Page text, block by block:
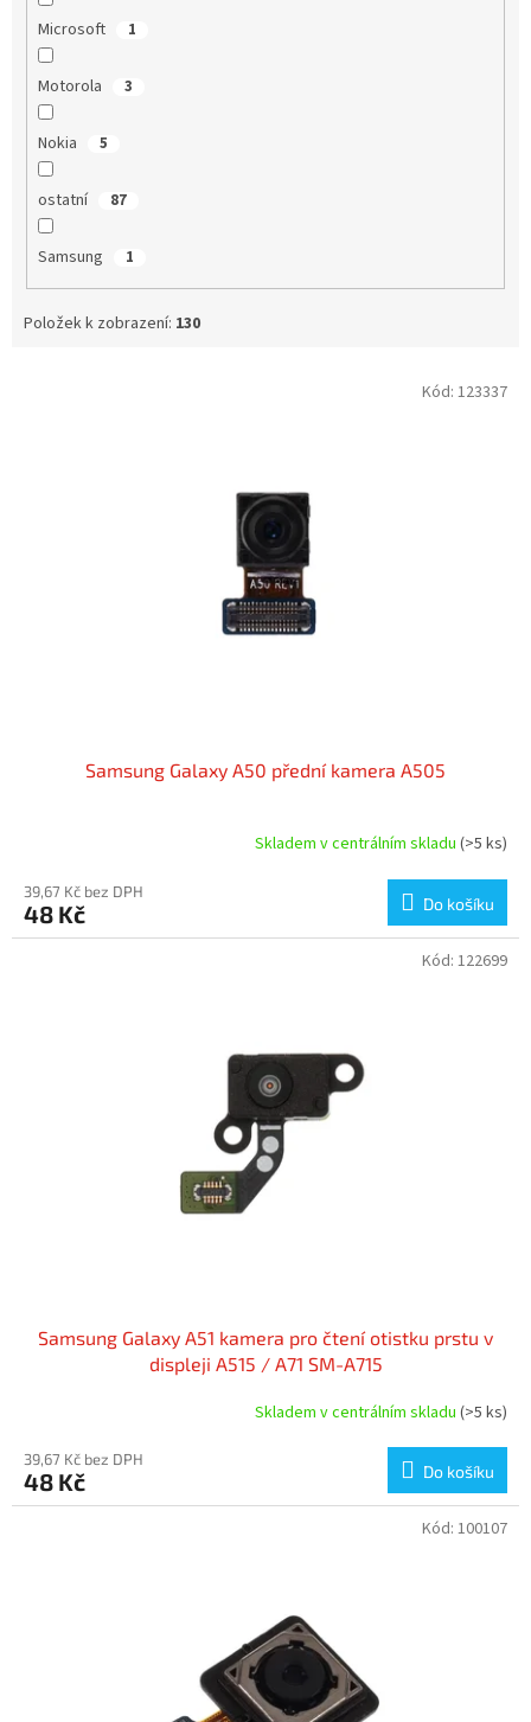
Microsoft 1
Motorola 3
Nokia 5
ostatní 87
Samsung 1
Položek k zobrazení: 130
Samsung Galaxy A50 přední kamera A505
Skladem v centrálním skladu (>5 ks)
39,67 Kč bez DPH
48 Kč Do košíku
Kód: 123337
Samsung Galaxy A51 kamera pro čtení otistku prstu v
displeji A515 / A71 SM-A715
Skladem v centrálním skladu (>5 ks)
39,67 Kč bez DPH
48 Kč Do košíku
Kód: 122699
Kód: 100107